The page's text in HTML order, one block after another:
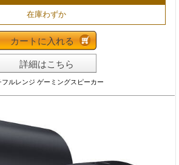
在庫わずか
カートに入れる
詳細はこちら
ルレンジ ゲーミングスピーカー